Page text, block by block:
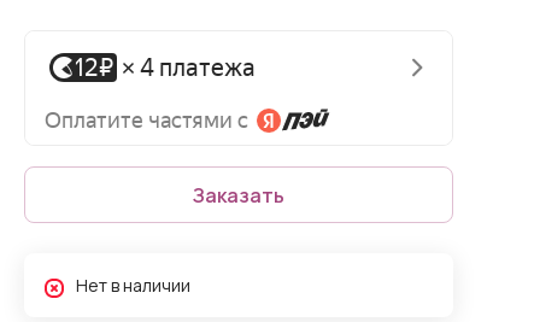
Заказать
Нет в наличии